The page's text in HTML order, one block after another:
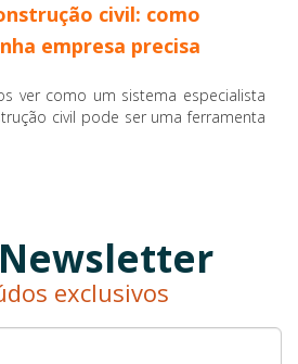
civil: como
empresa precisa
ver como um sistema especialista
civil pode ser uma ferramenta
exclusivos